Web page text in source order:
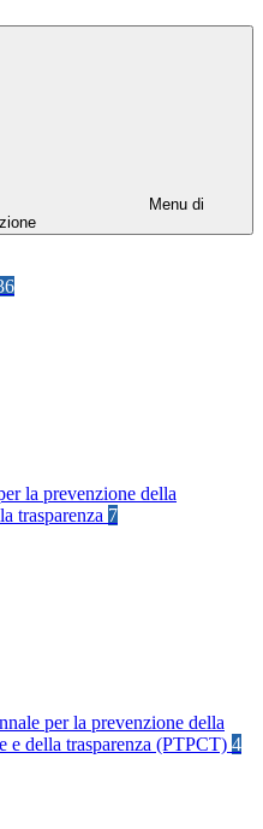
Menu di
la prevenzione della
trasparenza 7
per la prevenzione della
e della trasparenza (PTPCT) 4